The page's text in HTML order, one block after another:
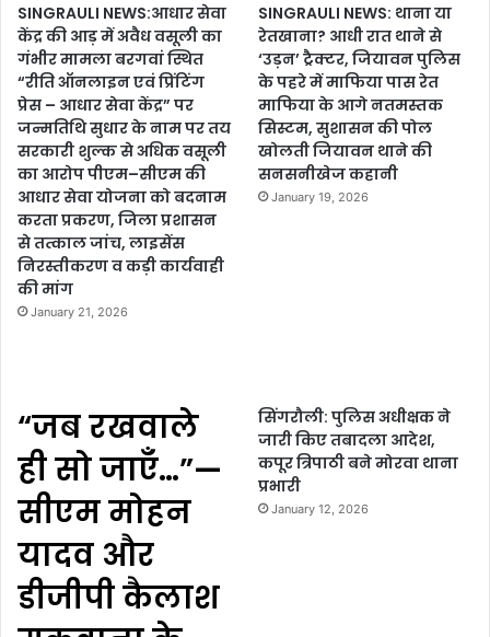
SINGRAULI NEWS:आधार सेवा
केंद्र की आड़ में अवैध वसूली का
गंभीर मामला बरगवां स्थित
“रीति ऑनलाइन एवं प्रिंटिंग
प्रेस – आधार सेवा केंद्र” पर
जन्मतिथि सुधार के नाम पर तय
सरकारी शुल्क से अधिक वसूली
का आरोप पीएम–सीएम की
आधार सेवा योजना को बदनाम
करता प्रकरण, जिला प्रशासन
से तत्काल जांच, लाइसेंस
निरस्तीकरण व कड़ी कार्यवाही
की मांग
January 21, 2026
SINGRAULI NEWS: थाना या
रेतखाना? आधी रात थाने से
‘उड़न’ ट्रैक्टर, जियावन पुलिस
के पहरे में माफिया पास रेत
माफिया के आगे नतमस्तक
सिस्टम, सुशासन की पोल
खोलती जियावन थाने की
सनसनीखेज कहानी
January 19, 2026
“जब रखवाले
ही सो जाएँ…”—
सीएम मोहन
यादव और
डीजीपी कैलाश
सिंगरौली: पुलिस अधीक्षक ने
जारी किए तबादला आदेश,
कपूर त्रिपाठी बने मोरवा थाना
प्रभारी
January 12, 2026